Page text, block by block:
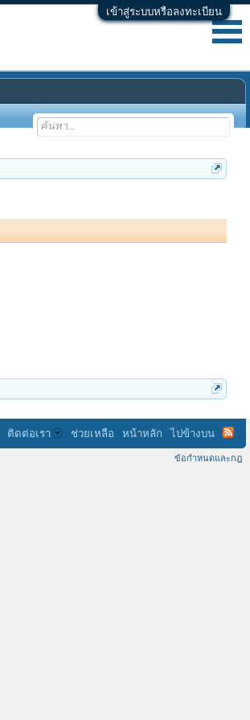
เข้าสู่ระบบหรือลงทะเบียน
ติดต่อเรา ช่วยเหลือ หน้าหลัก ไปข้างบน
ข้อกำหนดและกฎ